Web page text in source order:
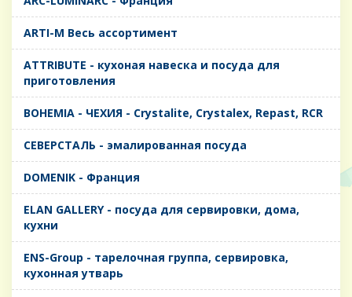
ARTI-M Весь ассортимент
ATTRIBUTE - кухоная навеска и посуда для
приготовления
BOHEMIA - ЧЕХИЯ - Crystalite, Crystalex, Repast, RCR
CЕВЕРСТАЛЬ - эмалированная посуда
DOMENIK - Франция
ELAN GALLERY - посуда для сервировки, дома,
кухни
ENS-Group - тарелочная группа, сервировка,
кухонная утварь